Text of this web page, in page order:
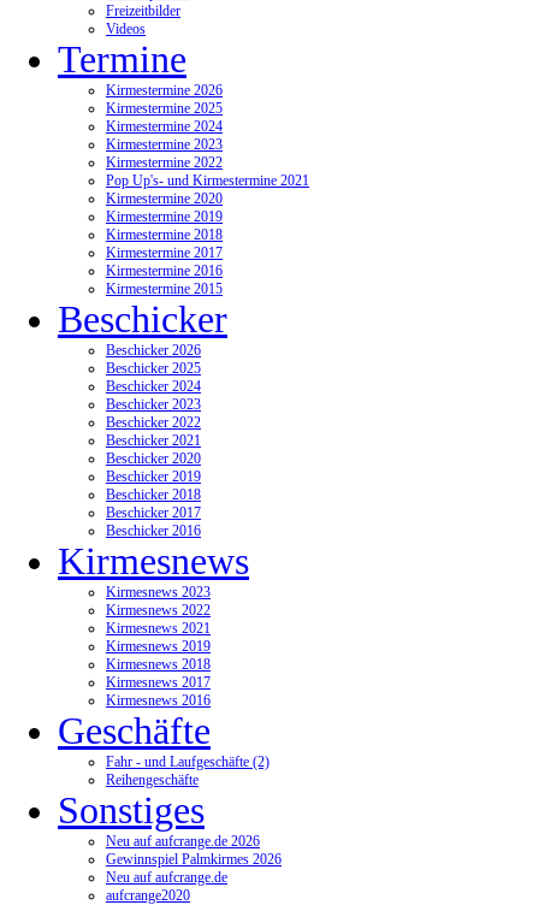
Freizeitbilder
Videos
Termine
Kirmestermine 2026
Kirmestermine 2025
Kirmestermine 2024
Kirmestermine 2023
Kirmestermine 2022
Pop Up's- und Kirmestermine 2021
Kirmestermine 2020
Kirmestermine 2019
Kirmestermine 2018
Kirmestermine 2017
Kirmestermine 2016
Kirmestermine 2015
Beschicker
Beschicker 2026
Beschicker 2025
Beschicker 2024
Beschicker 2023
Beschicker 2022
Beschicker 2021
Beschicker 2020
Beschicker 2019
Beschicker 2018
Beschicker 2017
Beschicker 2016
Kirmesnews
Kirmesnews 2023
Kirmesnews 2022
Kirmesnews 2021
Kirmesnews 2019
Kirmesnews 2018
Kirmesnews 2017
Kirmesnews 2016
Geschäfte
Fahr - und Laufgeschäfte (2)
Reihengeschäfte
Sonstiges
Neu auf aufcrange.de 2026
Gewinnspiel Palmkirmes 2026
Neu auf aufcrange.de
aufcrange2020